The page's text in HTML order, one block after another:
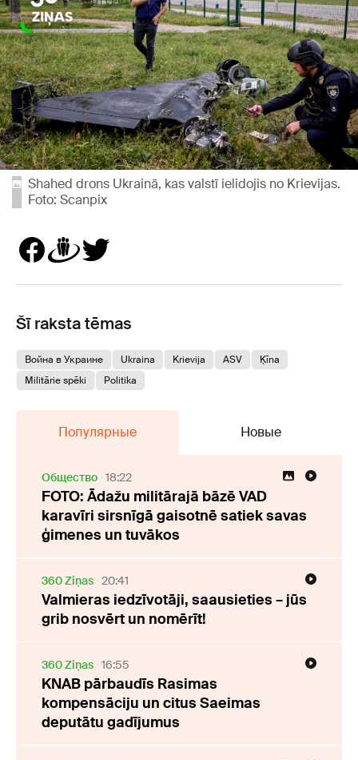
Shahed drons Ukrainā, kas valstī ielidojis no Krievijas.
Foto: Scanpix
Šī raksta tēmas
Война в Украине Ukraina Krievija ASV
Ķīna
Militārie spēki
Politika
Популярные Новые
Oбщество 18:22
FOTO: Ādažu militārajā bāzē VAD
karavīri sirsnīgā gaisotnē satiek savas
ģimenes un tuvākos
360 Ziņas 20:41
Valmieras iedzīvotāji, saausieties – jūs
grib nosvērt un nomērīt!
360 Ziņas 16:55
KNAB pārbaudīs Rasimas
kompensāciju un citus Saeimas
deputātu gadījumus